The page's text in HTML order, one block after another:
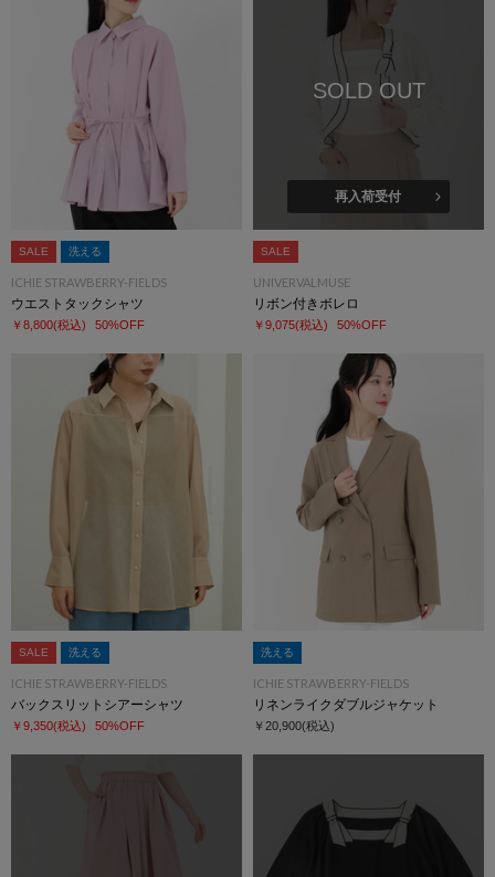
SALE 洗える
ICHIE STRAWBERRY-FIELDS
ウエストタックシャツ
￥8,800(税込) 50%OFF
SOLD OUT
再入荷受付
SALE
UNIVERVALMUSE
リボン付きボレロ
￥9,075(税込) 50%OFF
SALE 洗える
ICHIE STRAWBERRY-FIELDS
バックスリットシアーシャツ
￥9,350(税込) 50%OFF
洗える
ICHIE STRAWBERRY-FIELDS
リネンライクダブルジャケット
￥20,900(税込)